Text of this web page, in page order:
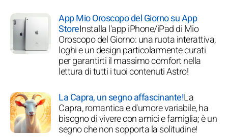
App Mio Oroscopo del Giorno su App
StoreInstalla l'app iPhone/iPad di Mio
Oroscopo del Giorno: una ruota interattiva,
loghi e un design particolarmente curati
per garantirti il massimo comfort nella
lettura di tutti i tuoi contenuti Astro!
La Capra, un segno affascinante!La
Capra, romantica e d'umore variabile, ha
bisogno di vivere con amici e famiglia; è un
segno che non sopporta la solitudine!